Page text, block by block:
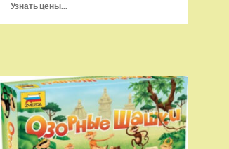
Узнать цены...
M222MM
розовый
камуфляж